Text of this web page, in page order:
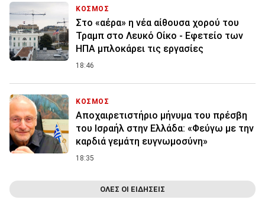
ΚΟΣΜΟΣ
Στο «αέρα» η νέα αίθουσα χορού του
Τραμπ στο Λευκό Οίκο - Εφετείο των
ΗΠΑ μπλοκάρει τις εργασίες
18:46
ΚΟΣΜΟΣ
Αποχαιρετιστήριο μήνυμα του πρέσβη
του Ισραήλ στην Ελλάδα: «Φεύγω με την
καρδιά γεμάτη ευγνωμοσύνη»
18:35
ΟΛΕΣ ΟΙ ΕΙΔΗΣΕΙΣ